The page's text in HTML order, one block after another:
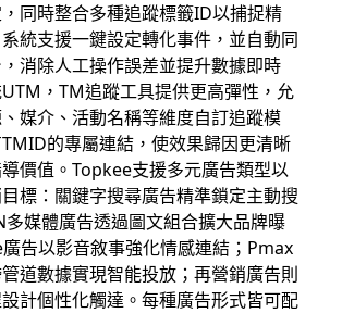
同時整合多種追蹤標籤ID以捕捉精
統支援一鍵設定轉化事件，並自動同
消除人工操作誤差並提升數據即時
，TM追蹤工具提供更高彈性，允
媒介、活動名稱等維度自訂追蹤模
的專屬連結，使效果歸因更清晰
價值。Topkee支援多元廣告類型以
標：關鍵字搜尋廣告精準鎖定主動搜
媒體廣告透過圖文組合擴大品牌曝
告以影音敘事強化情感連結；Pmax
道數據實現智能投放；再營銷廣告則
計個性化觸達。每種廣告形式皆可配